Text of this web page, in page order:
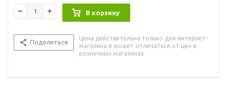
В корзину
Поделиться
Цена действительна только для интернет-
магазина и может отличаться от цен в
розничных магазинах